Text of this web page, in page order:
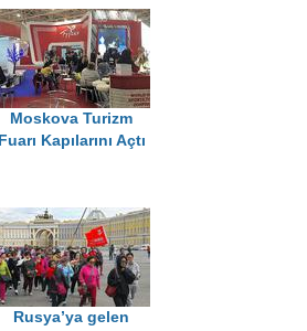
Moskova Turizm
Fuarı Kapılarını Açtı
Rusya’ya gelen